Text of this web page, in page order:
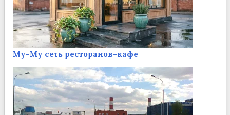
Му-Му сеть ресторанов-кафе